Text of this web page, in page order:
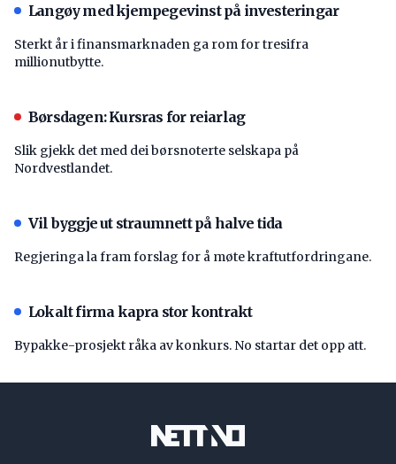
Langøy med kjempegevinst på investeringar
Sterkt år i finansmarknaden ga rom for tresifra
millionutbytte.
Børsdagen: Kursras for reiarlag
Slik gjekk det med dei børsnoterte selskapa på
Nordvestlandet.
Vil byggje ut straumnett på halve tida
Regjeringa la fram forslag for å møte kraftutfordringane.
Lokalt firma kapra stor kontrakt
Bypakke-prosjekt råka av konkurs. No startar det opp att.